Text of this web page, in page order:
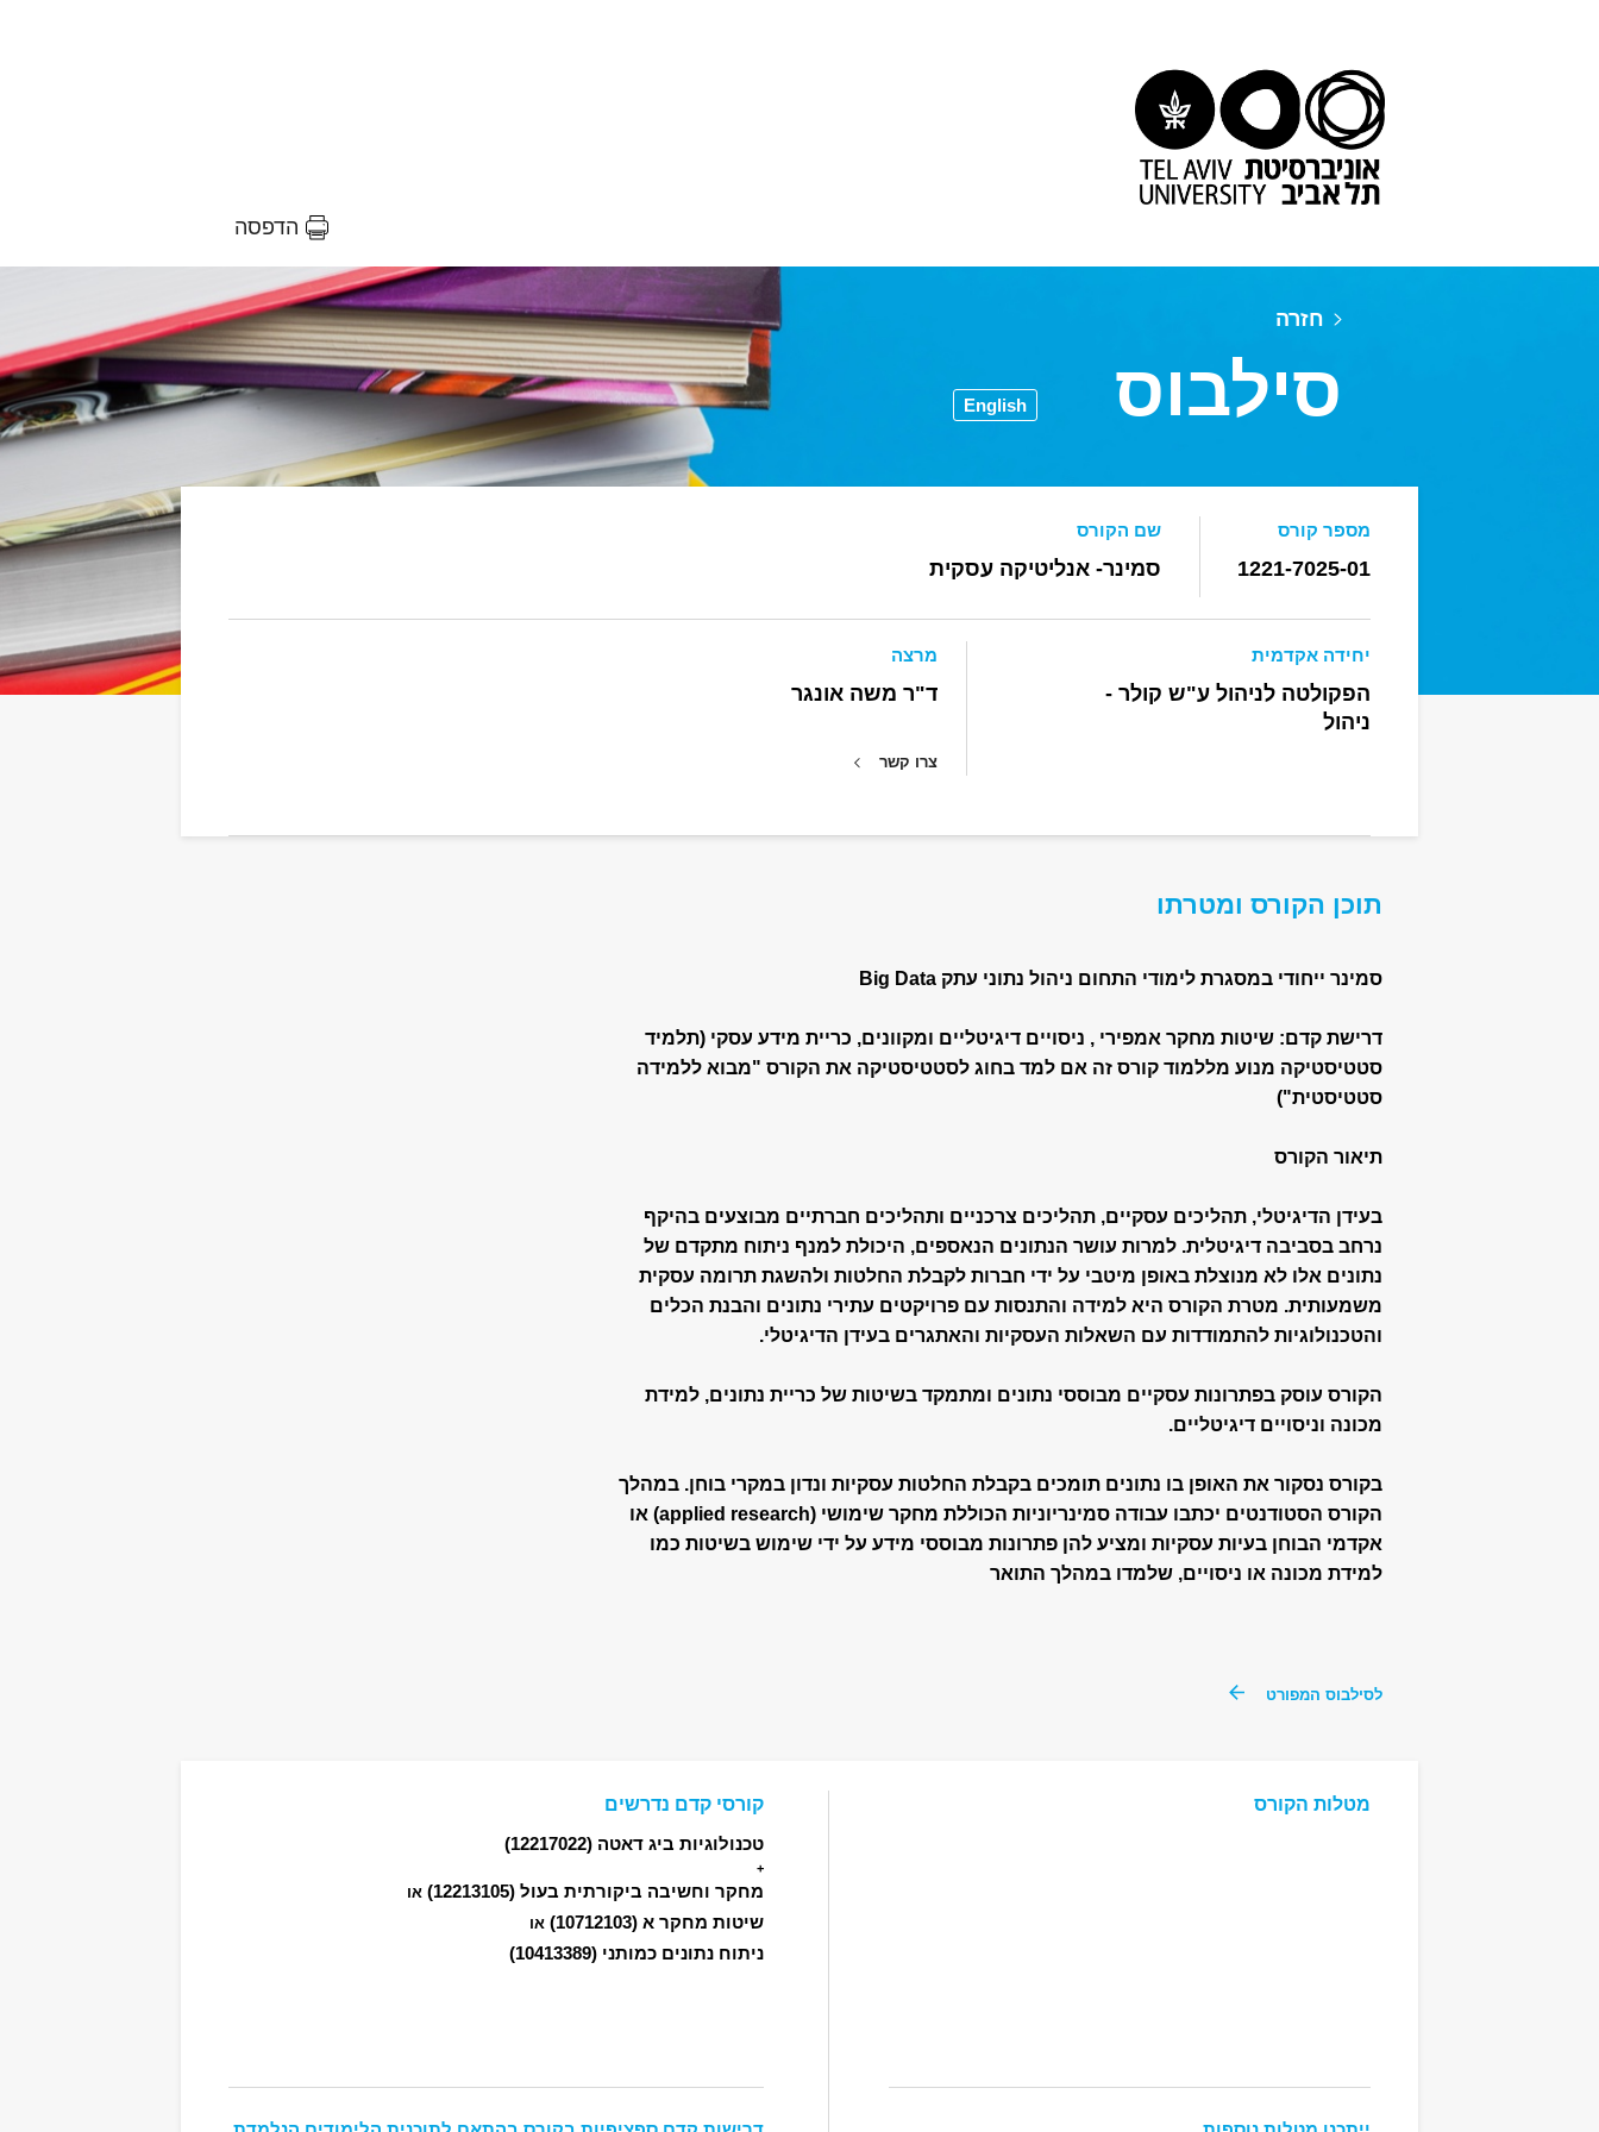
הדפסה
חזרה
סילבוס English
מספר קורס
1221-7025-01
שם הקורס
סמינר- אנליטיקה עסקית
יחידה אקדמית
הפקולטה לניהול ע"ש קולר -
ניהול
מרצה
ד"ר משה אונגר
צרו קשר
תוכן הקורס ומטרתו
סמינר ייחודי במסגרת לימודי התחום ניהול נתוני עתק Big Data
דרישת קדם: שיטות מחקר אמפירי , ניסויים דיגיטליים ומקוונים, כריית מידע עסקי (תלמיד
סטטיסטיקה מנוע מללמוד קורס זה אם למד בחוג לסטטיסטיקה את הקורס "מבוא ללמידה
סטטיסטית")
תיאור הקורס
בעידן הדיגיטלי, תהליכים עסקיים, תהליכים צרכניים ותהליכים חברתיים מבוצעים בהיקף
נרחב בסביבה דיגיטלית. למרות עושר הנתונים הנאספים, היכולת למנף ניתוח מתקדם של
נתונים אלו לא מנוצלת באופן מיטבי על ידי חברות לקבלת החלטות ולהשגת תרומה עסקית
משמעותית. מטרת הקורס היא למידה והתנסות עם פרויקטים עתירי נתונים והבנת הכלים
והטכנולוגיות להתמודדות עם השאלות העסקיות והאתגרים בעידן הדיגיטלי.
הקורס עוסק בפתרונות עסקיים מבוססי נתונים ומתמקד בשיטות של כריית נתונים, למידת
מכונה וניסויים דיגיטליים.
בקורס נסקור את האופן בו נתונים תומכים בקבלת החלטות עסקיות ונדון במקרי בוחן. במהלך
הקורס הסטודנטים יכתבו עבודה סמינריוניות הכוללת מחקר שימושי (applied research) או
אקדמי הבוחן בעיות עסקיות ומציע להן פתרונות מבוססי מידע על ידי שימוש בשיטות כמו
למידת מכונה או ניסויים, שלמדו במהלך התואר
לסילבוס המפורט
מטלות הקורס
קורסי קדם נדרשים
טכנולוגיות ביג דאטה (12217022)
+
מחקר וחשיבה ביקורתית בעול (12213105) או
שיטות מחקר א (10712103) או
ניתוח נתונים כמותני (10413389)